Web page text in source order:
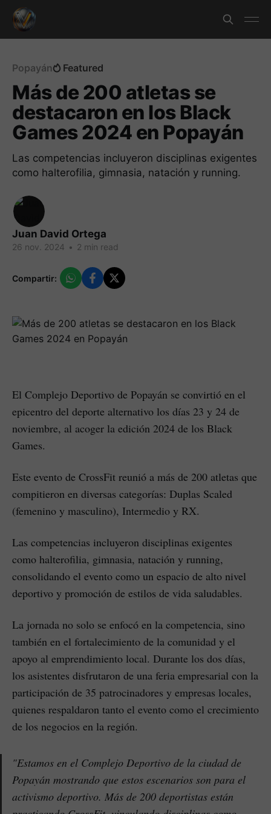
Popayán Featured
Más de 200 atletas se
destacaron en los Black
Games 2024 en Popayán
Las competencias incluyeron disciplinas exigentes
como halterofilia, gimnasia, natación y running.
Juan David Ortega
26 nov. 2024 • 2 min read
Compartir:
El Complejo Deportivo de Popayán se convirtió en el
epicentro del deporte alternativo los días 23 y 24 de
noviembre, al acoger la edición 2024 de los Black
Games.
Este evento de CrossFit reunió a más de 200 atletas que
compitieron en diversas categorías: Duplas Scaled
(femenino y masculino), Intermedio y RX.
Las competencias incluyeron disciplinas exigentes
como halterofilia, gimnasia, natación y running,
consolidando el evento como un espacio de alto nivel
deportivo y promoción de estilos de vida saludables.
La jornada no solo se enfocó en la competencia, sino
también en el fortalecimiento de la comunidad y el
apoyo al emprendimiento local. Durante los dos días,
los asistentes disfrutaron de una feria empresarial con la
participación de 35 patrocinadores y empresas locales,
quienes respaldaron tanto el evento como el crecimiento
de los negocios en la región.
"Estamos en el Complejo Deportivo de la ciudad de
Popayán mostrando que estos escenarios son para el
activismo deportivo. Más de 200 deportistas están